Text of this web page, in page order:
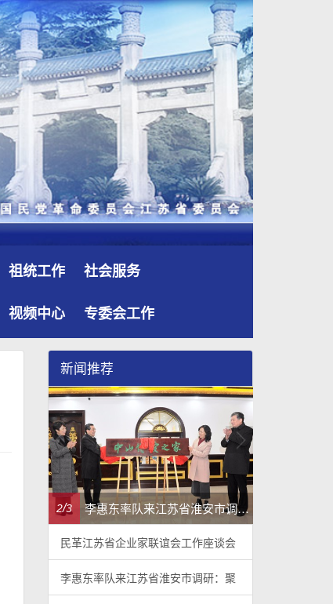
祖统工作 社会服务
视频中心 专委会工作
新闻推荐
李惠东率队来江苏省淮安市调研：聚焦民革党员之家建设管理、学龄前儿童爱国主义教育
2/3
民革江苏省企业家联谊会工作座谈会
李惠东率队来江苏省淮安市调研：聚